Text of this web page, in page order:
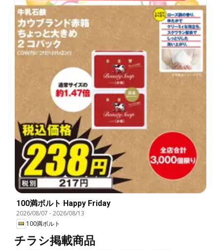
100満ボルト Happy Friday
2026/08/07 -2026/08/13
100満ボルト
チラシ掲載商品